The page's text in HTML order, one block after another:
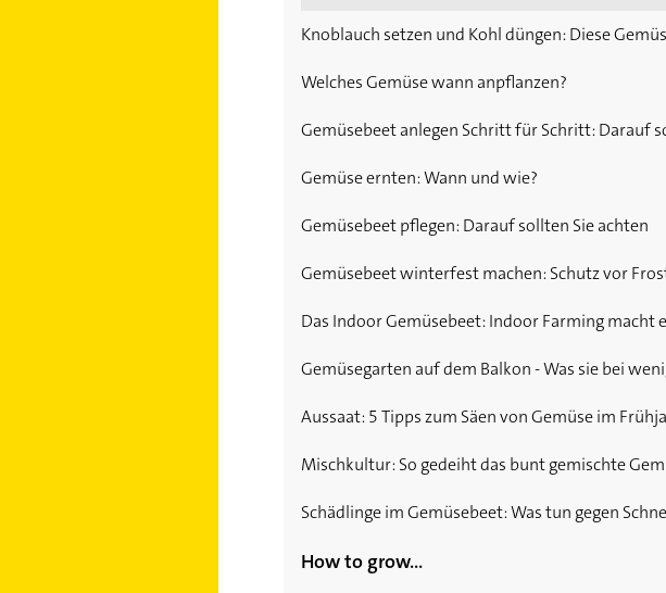
Knoblauch setzen und Kohl düngen: Diese
Welches Gemüse wann anpflanzen?
Gemüsebeet anlegen Schritt für Schritt: Darauf
Gemüse ernten: Wann und wie?
Gemüsebeet pflegen: Darauf sollten Sie achten
Gemüsebeet winterfest machen: Schutz vor
Das Indoor Gemüsebeet: Indoor Farming macht
Gemüsegarten auf dem Balkon - Was sie bei
Aussaat: 5 Tipps zum Säen von Gemüse im
Mischkultur: So gedeiht das bunt gemischte
Schädlinge im Gemüsebeet: Was tun gegen
How to grow...